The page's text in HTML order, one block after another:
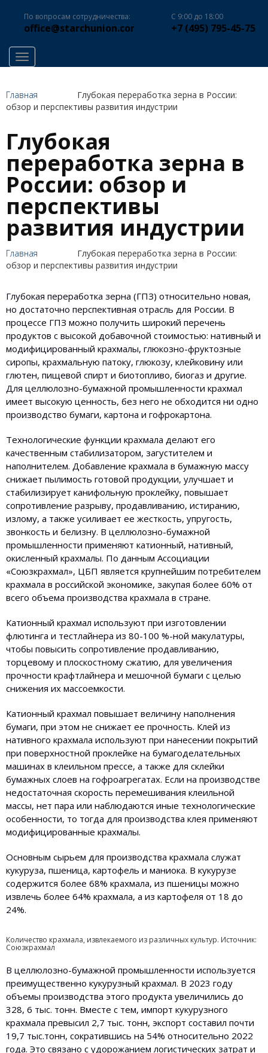
По вопросам сотрудничества:
office@starchunion.com
С 9:00 до 18:00
+7 (495) 795-45-75
Toggle navigation
Главная
Глубокая переработка зерна в России:
обзор и перспективы развития индустрии
Глубокая
переработка зерна в
России: обзор и
перспективы
развития индустрии
Главная
Глубокая переработка зерна в России:
обзор и перспективы развития индустрии
Глубокая переработка зерна (ГПЗ) относительно новая,
но достаточно перспективная отрасль для России. В
процессе ГПЗ можно получить широкий перечень
продуктов с высокой добавочной стоимостью: нативный и
модифицированный крахмалы, глюкозно-фруктозные
сиропы, крахмальную патоку, глюкозу, клейковину или
глютен, пищевой спирт и биотопливо, биогаз и другие.
Для целлюлозно-бумажной промышленности крахмал
имеет высокую ценность, без него не обходится ни одно
производство бумаги, картона и гофрокартона.
Технологические функции крахмала делают его
качественным стабилизатором, загустителем и
наполнителем. Добавление крахмала в бумажную массу
снижает пылимость готовой продукции, улучшает и
стабилизирует канифольную проклейку, повышает
сопротивление разрыву, продавливанию, истиранию,
излому, а также усиливает ее жесткость, упругость,
звонкость и белизну. В целлюлозно-бумажной
промышленности применяют катионный, нативный,
окисленный крахмалы. По данным Ассоциации
«Союзкрахмал», ЦБП является крупнейшим потребителем
крахмала в российской экономике, закупая более 60% от
всего объема производства крахмала в стране.
Катионный крахмал используют при изготовлении
флютинга и тестлайнера из 80-100 %-ной макулатуры,
чтобы повысить сопротивление продавливанию,
торцевому и плоскостному сжатию, для увеличения
прочности крафтлайнера и мешочной бумаги с целью
снижения их массоемкости.
Катионный крахмал повышает величину наполнения
бумаги, при этом не снижает ее прочность. Клей из
нативного крахмала используют при нанесении покрытий
при поверхностной проклейке на бумагоделательных
машинах в клеильном прессе, а также для склейки
бумажных слоев на гофроагрегатах. Если на производстве
недостаточная скорость перемешивания клеильной
массы, нет пара или наблюдаются иные технологические
особенности, то тогда для производства клея применяют
модифицированные крахмалы.
Основным сырьем для производства крахмала служат
кукуруза, пшеница, картофель и маниока. В кукурузе
содержится более 68% крахмала, из пшеницы можно
извлечь более 64% крахмала, а из картофеля от 18 до
24%.
Количество крахмала, извлекаемого из различных культур. Источник:
Союзкрахмал
В целлюлозно-бумажной промышленности используется
преимущественно кукурузный крахмал. В 2023 году
объемы производства этого продукта увеличились до
328, 6 тыс. тонн. Вместе с тем, импорт кукурузного
крахмала превысил 2,7 тыс. тонн, экспорт составил почти
19,7 тыс.тонн, сократившись на 54% относительно 2022
года. Это связано с удорожанием логистических затрат и